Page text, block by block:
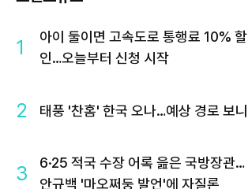
1
아이 둘이면 고속도로 통행료 10% 할
인…오늘부터 신청 시작
2 태풍 '찬홈' 한국 오나…예상 경로 보니
3
6·25 적국 수장 어록 읊은 국방장관…
안규백 '마오쩌둥 발언'에 자질론